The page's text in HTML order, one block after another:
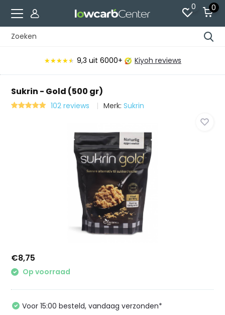
0 0
★★★★★
★★★★★ 9,3 uit 6000+ Kiyoh reviews
Sukrin - Gold (500 gr)
102 reviews Merk:Sukrin
€8,75
Op voorraad
Voor 15:00 besteld, vandaag verzonden*